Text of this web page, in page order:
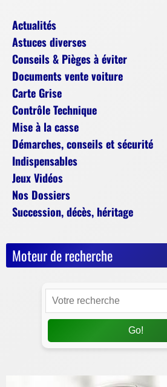
Actualités
Astuces diverses
Conseils & Pièges à éviter
Documents vente voiture
Carte Grise
Contrôle Technique
Mise à la casse
Démarches, conseils et sécurité
Indispensables
Jeux Vidéos
Nos Dossiers
Succession, décès, héritage
Moteur de recherche
Go!